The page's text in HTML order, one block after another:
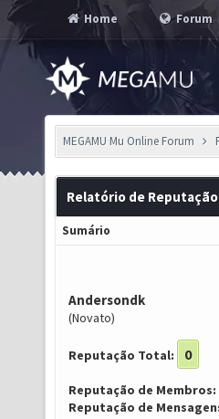
Home Forum
MEGAMU Mu Online Forum
Relatório de
Sumário
Andersondk
(Novato)
Reputação Total: 0
Reputação de Membros:
Reputação de